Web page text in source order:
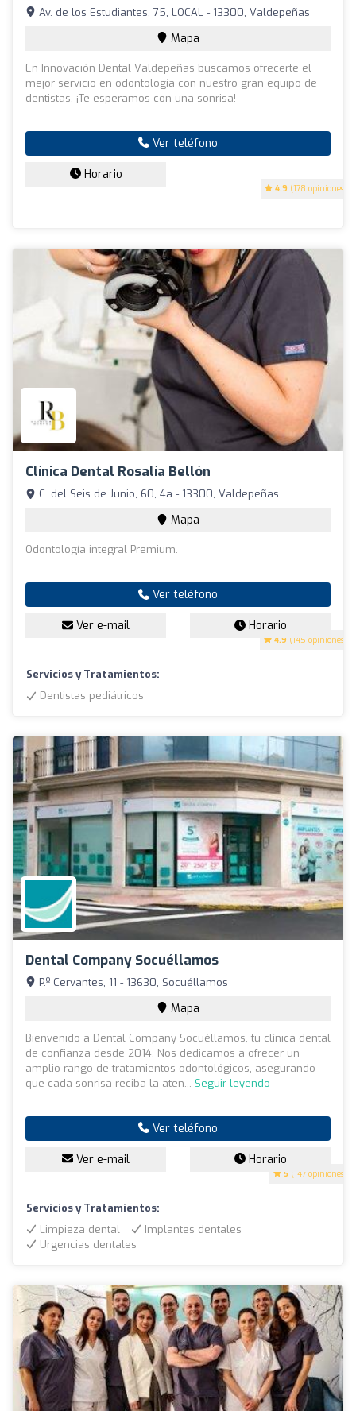
4.9 (178 opiniones)
Av. de los Estudiantes, 75, LOCAL - 13300, Valdepeñas
Mapa
En Innovación Dental Valdepeñas buscamos ofrecerte el
mejor servicio en odontología con nuestro gran equipo de
dentistas. ¡Te esperamos con una sonrisa!
Ver teléfono
Horario
Clínica Dental Rosalía Bellón
4.9 (145 opiniones)
C. del Seis de Junio, 60, 4a - 13300, Valdepeñas
Mapa
Odontología integral Premium.
Ver teléfono
Ver e-mail Horario
Servicios y Tratamientos:
Dentistas pediátricos
Dental Company Socuéllamos
5 (147 opiniones)
P.º Cervantes, 11 - 13630, Socuéllamos
Mapa
Bienvenido a Dental Company Socuéllamos, tu clínica dental
de confianza desde 2014. Nos dedicamos a ofrecer un
amplio rango de tratamientos odontológicos, asegurando
que cada sonrisa reciba la aten... Seguir leyendo
Ver teléfono
Ver e-mail Horario
Servicios y Tratamientos:
Limpieza dental
Implantes dentales
Urgencias dentales